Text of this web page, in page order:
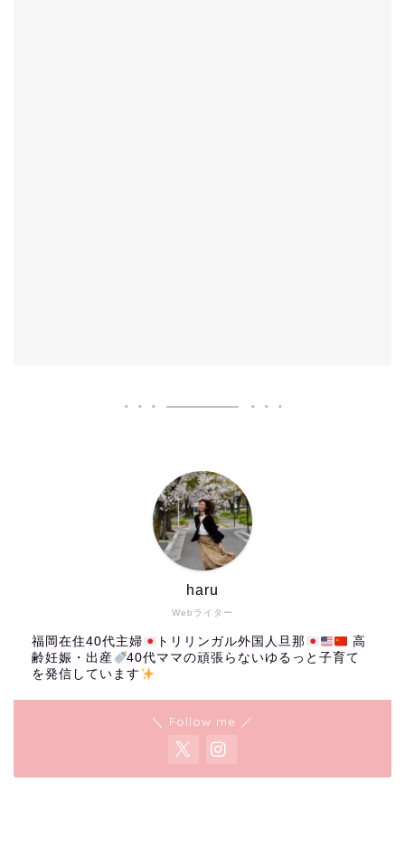
Webライター
haru
福岡在住40代主婦 トリリンガル外国人旦那
高
齢妊娠・出産
40代ママの頑張らないゆるっと子育て
を発信しています
＼ Follow me ／